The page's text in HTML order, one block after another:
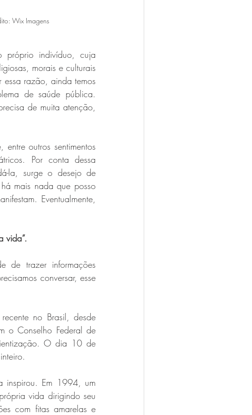
Wix Imagens
próprio indivíduo, cuja
morais e culturais
razão, ainda temos
de saúde pública.
de muita atenção,
outros sentimentos
Por conta dessa
la, surge o desejo de
mais nada que posso
Eventualmente,
vida”.
de trazer informações
conversar, esse
no Brasil, desde
o Conselho Federal de
O dia 10 de
inspirou. Em 1994, um
vida dirigindo seu
com fitas amarelas e